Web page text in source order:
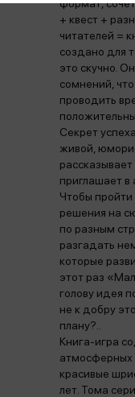
формат,
+ квест +
читателей =
создано для
это скучно.
сомнений,
проводить
Секрет
живой,
приглашает в
Чтобы
решения на
по разным
разгадать
которые
этот раз
голову идея
не к добру
плану?..
Книга-игра
атмосферных
красивые
лет. Тома